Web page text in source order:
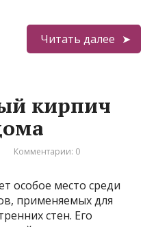
Читать далее
кирпич
Комментарии: 0
особое место среди
применяемых для
стен. Его